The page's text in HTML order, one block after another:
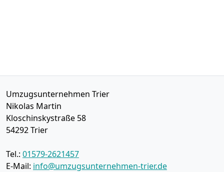
Umzugsunternehmen Trier
Nikolas Martin
Kloschinskystraße 58
54292Trier
Tel.: 01579-2621457
E-Mail: info@umzugsunternehmen-trier.de